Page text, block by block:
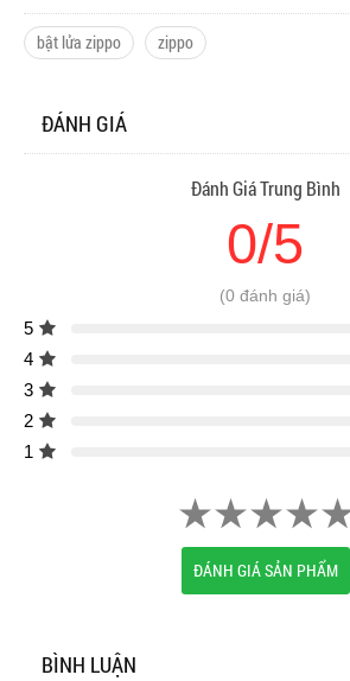
bật lửa zippo zippo
ĐÁNH GIÁ
Đánh Giá Trung Bình
0/5
(0 đánh giá)
5
4
3
2
1
ĐÁNH GIÁ SẢN PHẨM
BÌNH LUẬN